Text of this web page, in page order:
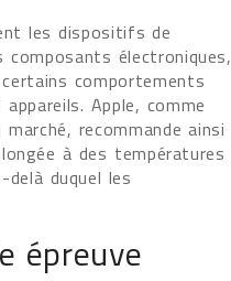
les dispositifs de
électroniques,
comportements
Apple, comme
recommande ainsi
à des températures
delà duquel les
épreuve